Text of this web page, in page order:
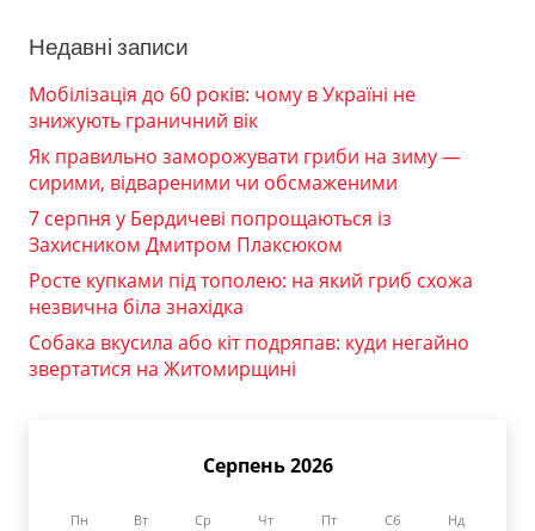
Недавні записи
Мобілізація до 60 років: чому в Україні не
знижують граничний вік
Як правильно заморожувати гриби на зиму —
сирими, відвареними чи обсмаженими
7 серпня у Бердичеві попрощаються із
Захисником Дмитром Плаксюком
Росте купками під тополею: на який гриб схожа
незвична біла знахідка
Собака вкусила або кіт подряпав: куди негайно
звертатися на Житомирщині
Серпень 2026
Пн Вт Ср Чт Пт Сб Нд